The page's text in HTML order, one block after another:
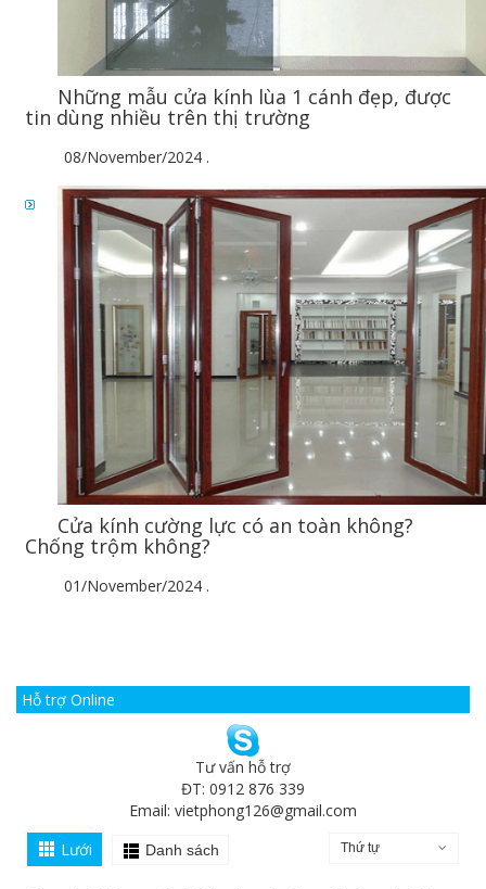
Những mẫu cửa kính lùa 1 cánh đẹp, được
tin dùng nhiều trên thị trường
08/November/2024 .
Cửa kính cường lực có an toàn không?
Chống trộm không?
01/November/2024 .
Hỗ trợ Online
Tư vấn hỗ trợ
ĐT: 0912 876 339
Email: vietphong126@gmail.com
Lưới
Danh sách Thứ tự